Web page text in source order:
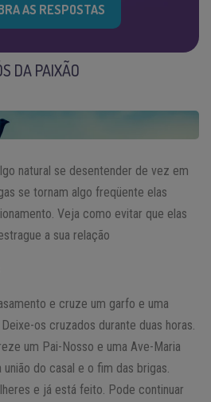
AS RESPOSTAS
DA PAIXÃO
natural se desentender de vez em
se tornam algo freqüente elas
Veja como evitar que elas
a sua relação
e cruze um garfo e uma
os cruzados durante duas horas.
um Pai-Nosso e uma Ave-Maria
do casal e o fim das brigas.
e já está feito. Pode continuar